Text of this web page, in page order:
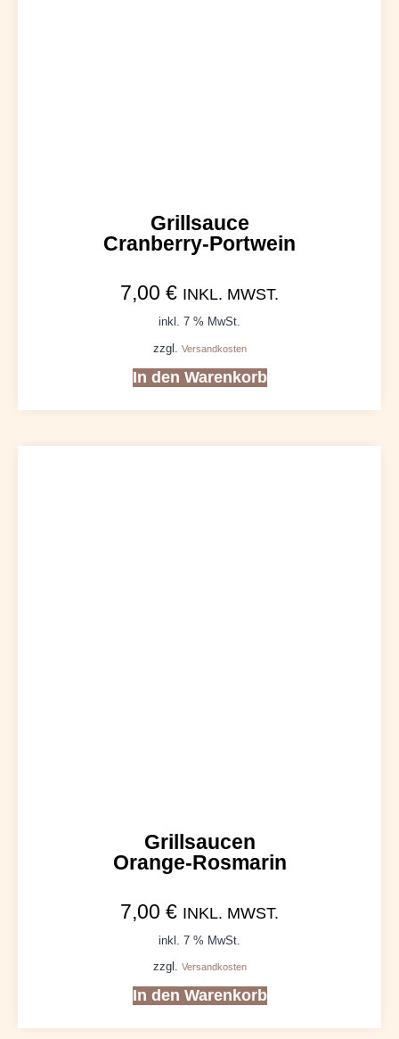
Grillsauce
Cranberry-Portwein
7,00 € INKL. MWST.
inkl. 7 % MwSt.
zzgl. Versandkosten
In den Warenkorb
Grillsaucen
Orange-Rosmarin
7,00 € INKL. MWST.
inkl. 7 % MwSt.
zzgl. Versandkosten
In den Warenkorb